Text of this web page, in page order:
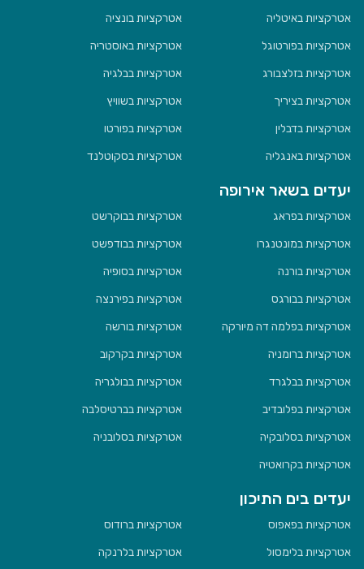
אטרקציות באיטליה
אטרקציות בונציה
אטרקציות בפורטוגל
אטרקציות באוסטריה
אטרקציות בזלצבורג
אטרקציות בבלגיה
אטרקציות בציריך
אטרקציות בשוויץ
אטרקציות בדבלין
אטרקציות בפורטו
אטרקציות באנגליה
אטרקציות בסקוטלנד
יעדים בשאר אירופה
אטרקציות בפראג
אטרקציות בבוקרשט
אטרקציות במונטנגרו
אטרקציות בבודפשט
אטרקציות בורנה
אטרקציות בסופיה
אטרקציות בבורגס
אטרקציות בפירנצה
אטרקציות בפלמה דה מיורקה
אטרקציות בורשה
אטרקציות ברומניה
אטרקציות בקרקוב
אטרקציות בבלגרד
אטרקציות בבולגריה
אטרקציות בפלובדיב
אטרקציות בברטיסלבה
אטרקציות בסלובקיה
אטרקציות בסלובניה
אטרקציות בקרואטיה
יעדים בים התיכון
אטרקציות בפאפוס
אטרקציות ברודוס
אטרקציות בלימסול
אטרקציות בלרנקה